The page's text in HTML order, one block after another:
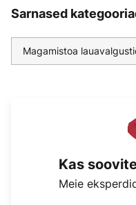
Sarnased
Magamistoa
Kas
Meie